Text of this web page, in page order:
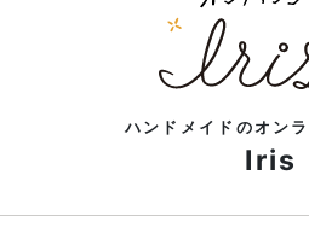
ハンドメイドのオン
Iris